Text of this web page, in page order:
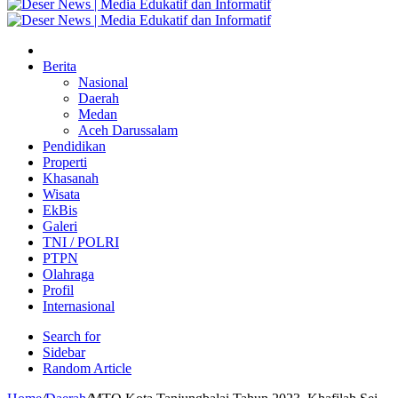
Berita
Nasional
Daerah
Medan
Aceh Darussalam
Pendidikan
Properti
Khasanah
Wisata
EkBis
Galeri
TNI / POLRI
PTPN
Olahraga
Profil
Internasional
Search for
Sidebar
Random Article